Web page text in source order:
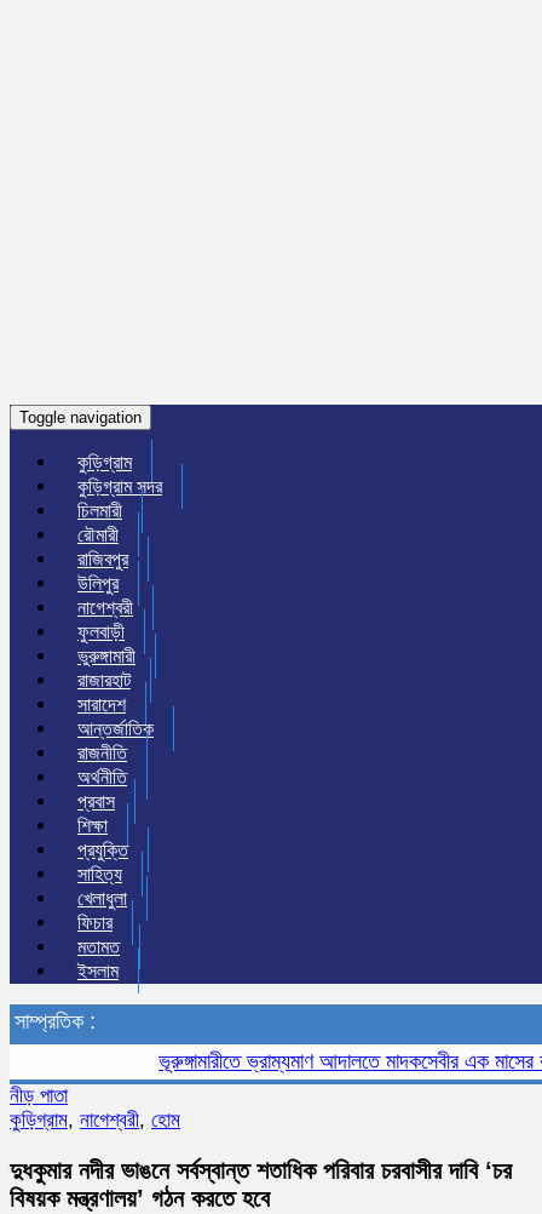
Toggle navigation
কুড়িগ্রাম
কুড়িগ্রাম সদর
চিলমারী
রৌমারী
রাজিবপুর
উলিপুর
নাগেশ্বরী
ফুলবাড়ী
ভুরুঙ্গামারী
রাজারহাট
সারাদেশ
আন্তর্জাতিক
রাজনীতি
অর্থনীতি
প্রবাস
শিক্ষা
প্রযুক্তি
সাহিত্য
খেলাধুলা
ফিচার
মতামত
ইসলাম
সাম্প্রতিক :
ভূরুঙ্গামারীতে ভ্রাম্যমাণ আদালতে মাদকসেবীর এক মাসের
নীড় পাতা
কুড়িগ্রাম, নাগেশ্বরী, হোম
দুধকুমার নদীর ভাঙনে সর্বস্বান্ত শতাধিক পরিবার চরবাসীর দাবি ‘চর
বিষয়ক মন্ত্রণালয়’ গঠন করতে হবে